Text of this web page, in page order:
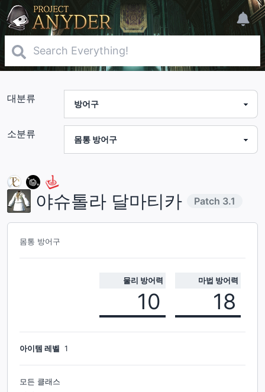
대분류
소분류
야슈톨라 달마티카 Patch 3.1
몸통 방어구
물리 방어력
10
마법 방어력
18
아이템 레벨 1
모든 클래스